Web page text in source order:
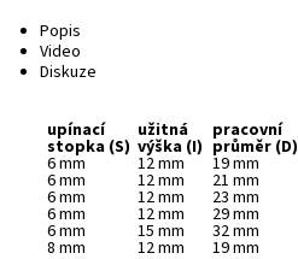
Popis
Video
Diskuze
upínací
stopka (S)
užitná
výška (I)
pracovní
průměr (D)
6 mm 12 mm 19 mm
6 mm 12 mm 21 mm
6 mm 12 mm 23 mm
6 mm 12 mm 29 mm
6 mm 15 mm 32 mm
8 mm 12 mm 19 mm